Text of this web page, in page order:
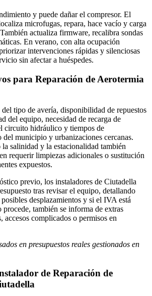
y puede dañar el compresor. El
microfugas, repara, hace vacío y carga
actualiza firmware, recalibra sondas
En verano, con alta ocupación
intervenciones rápidas y silenciosas
sin afectar a huéspedes.
para Reparación de Aerotermia
tipo de avería, disponibilidad de repuestos
del equipo, necesidad de recarga de
circuito hidráulico y tiempos de
del municipio y urbanizaciones cercanas.
la salinidad y la estacionalidad también
requerir limpiezas adicionales o sustitución
expuestos.
previo, los instaladores de Ciutadella
tras revisar el equipo, detallando
desplazamientos y si el IVA está
también se informa de extras
accesos complicados o permisos en
en presupuestos reales gestionados en
de Reparación de